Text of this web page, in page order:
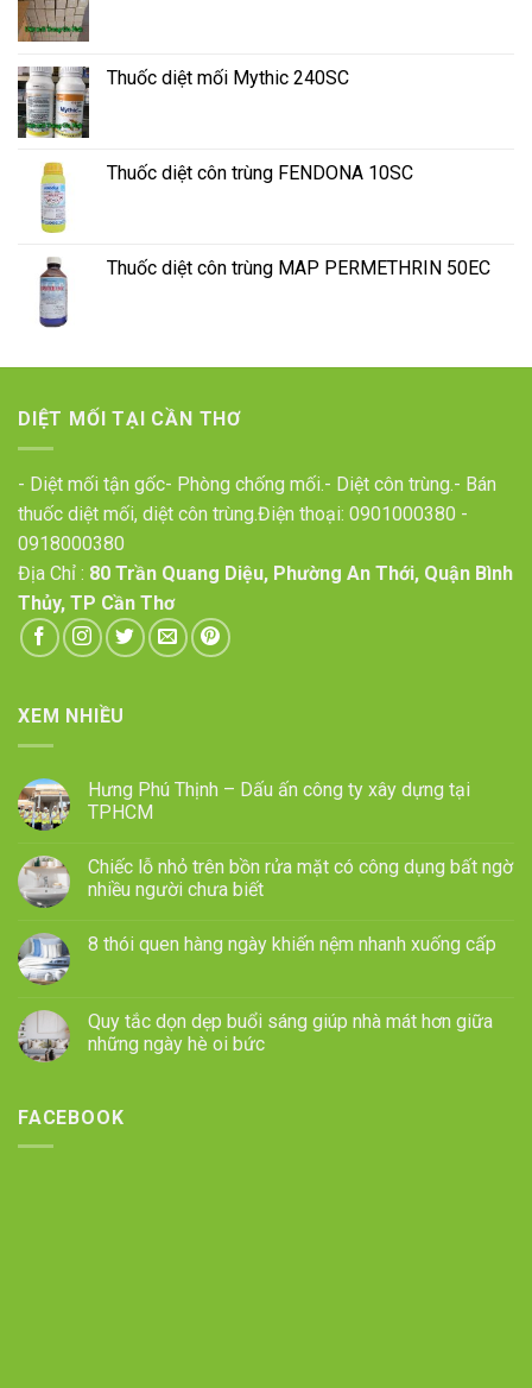
Thuốc diệt mối Mythic 240SC
Thuốc diệt côn trùng FENDONA 10SC
Thuốc diệt côn trùng MAP PERMETHRIN 50EC
DIỆT MỐI TẠI CẦN THƠ
- Diệt mối tận gốc- Phòng chống mối.- Diệt côn trùng.- Bán
thuốc diệt mối, diệt côn trùng.Điện thoại: 0901000380 -
0918000380
Địa Chỉ : 80 Trần Quang Diệu, Phường An Thới, Quận Bình
Thủy, TP Cần Thơ
XEM NHIỀU
Hưng Phú Thịnh – Dấu ấn công ty xây dựng tại
TPHCM
Chiếc lỗ nhỏ trên bồn rửa mặt có công dụng bất ngờ
nhiều người chưa biết
8 thói quen hàng ngày khiến nệm nhanh xuống cấp
Quy tắc dọn dẹp buổi sáng giúp nhà mát hơn giữa
những ngày hè oi bức
FACEBOOK